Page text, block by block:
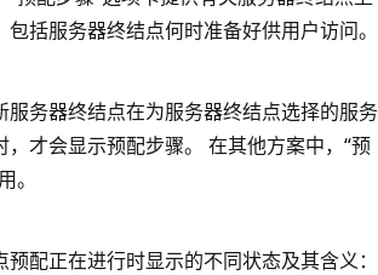
括服务器终结点何时准备好供用户访问。
服务器终结点在为服务器终结点选择的服务
才会显示预配步骤。 在其他方案中，“预
。
配正在进行时显示的不同状态及其含义：